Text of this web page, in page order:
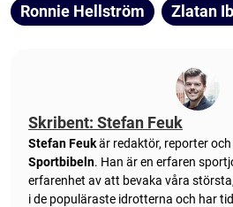
Ronnie Hellström Zlatan
Skribent: Stefan Feuk
Stefan Feukär redaktör, reporter
Sportbibeln. Han är en erfaren
erfarenhet av att bevaka våra
i de populäraste idrotterna och har